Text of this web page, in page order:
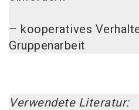
– kooperatives
Gruppenarbeit
Verwendete Literatur: